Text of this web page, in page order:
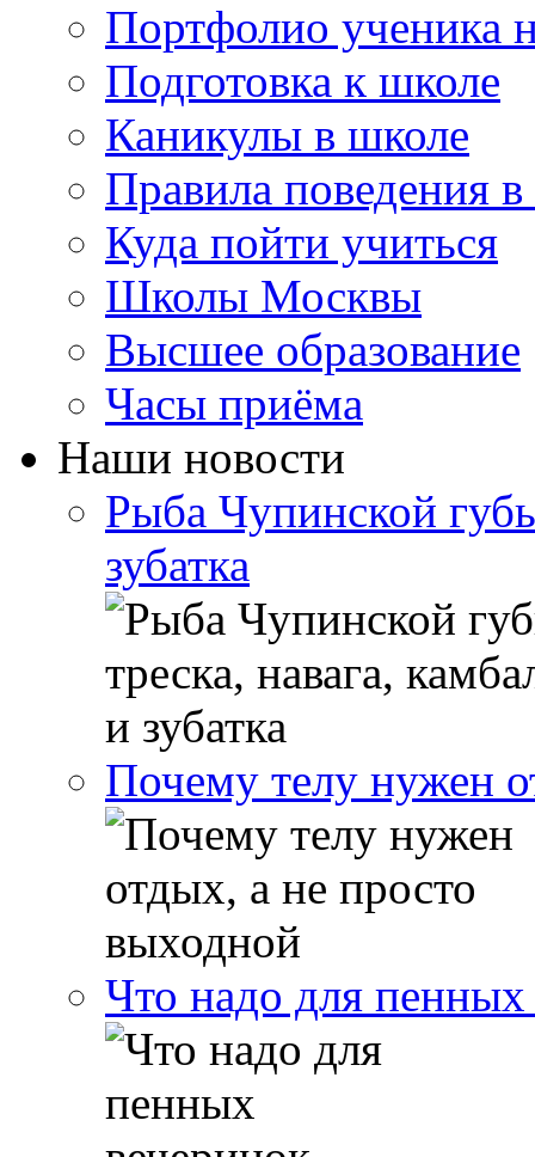
Портфолио ученика
Подготовка к школе
Каникулы в школе
Правила поведения
Куда пойти учиться
Школы Москвы
Высшее образование
Часы приёма
Наши новости
Рыба Чупинской
зубатка
Почему телу нужен
Что надо для пенных